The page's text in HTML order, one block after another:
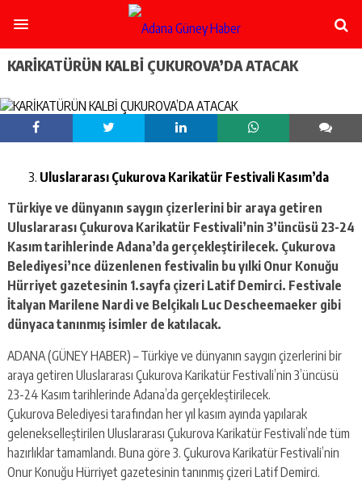
escort
ataşehir
escort
kadıköy
escort
ümraniye
escort
mecidiyeköy
escort
taksim
escort
beşiktaş
escort
kartal
escort
maltepe
escort
KARİKATÜRÜN KALBİ ÇUKUROVA’DA ATACAK
Uluslararası Çukurova Karikatür Festivali Kasım’da
Türkiye ve dünyanın saygın çizerlerini bir araya getiren
Uluslararası Çukurova Karikatür Festivali’nin 3’üncüsü 23-24
Kasım tarihlerinde Adana’da gerçekleştirilecek. Çukurova
Belediyesi’nce düzenlenen festivalin bu yılki Onur Konuğu
Hürriyet gazetesinin 1.sayfa çizeri Latif Demirci. Festivale
İtalyan Marilene Nardi ve Belçikalı Luc Descheemaeker gibi
dünyaca tanınmış isimler de katılacak.
ADANA (GÜNEY HABER) – Türkiye ve dünyanın saygın çizerlerini bir
araya getiren Uluslararası Çukurova Karikatür Festivali’nin 3’üncüsü
23-24 Kasım tarihlerinde Adana’da gerçekleştirilecek.
Çukurova Belediyesi tarafından her yıl kasım ayında yapılarak
gelenekselleştirilen Uluslararası Çukurova Karikatür Festivali’nde tüm
hazırlıklar tamamlandı. Buna göre 3. Çukurova Karikatür Festivali’nin
Onur Konuğu Hürriyet gazetesinin tanınmış çizeri Latif Demirci.